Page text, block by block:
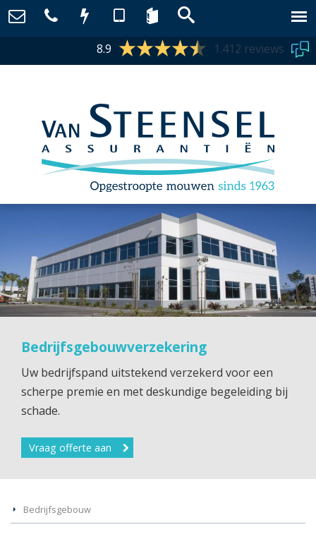
8.9 1.412 reviews
Bedrijfsgebouwverzekering
Uw bedrijfspand uitstekend verzekerd voor een
scherpe premie en met deskundige begeleiding bij
schade.
Vraag offerte aan
Bedrijfsgebouw